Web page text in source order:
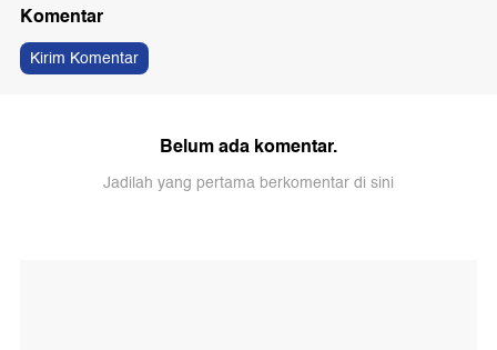
Komentar
Kirim Komentar
Belum ada komentar.
Jadilah yang pertama berkomentar di sini